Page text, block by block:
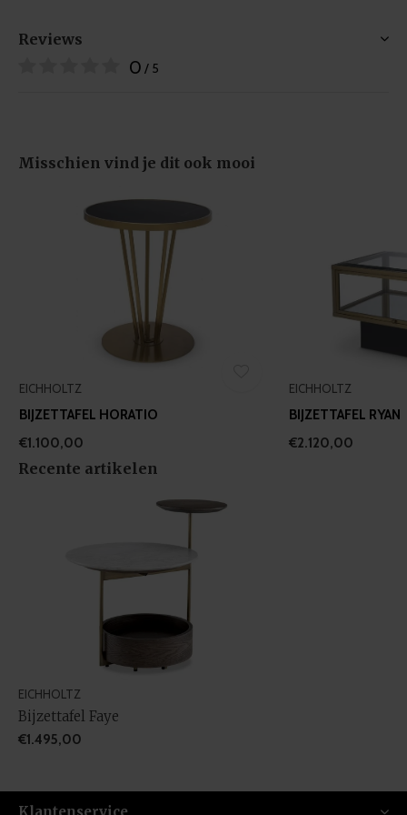
provided to them or that they’ve collected from your use
Reviews
0 / 5
Misschien vind je dit ook mooi
EICHHOLTZ
BIJZETTAFEL HORATIO
€1.100,00
EICHHOLTZ
BIJZETTAFEL RYAN
€2.120,00
Recente artikelen
EICHHOLTZ
Bijzettafel Faye
€1.495,00